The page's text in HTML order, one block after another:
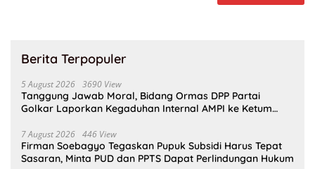
Berita Terpopuler
5 August 2026 3690 View
Tanggung Jawab Moral, Bidang Ormas DPP Partai
Golkar Laporkan Kegaduhan Internal AMPI ke Ketum
7 August 2026 446 View
Firman Soebagyo Tegaskan Pupuk Subsidi Harus Tepat
Sasaran, Minta PUD dan PPTS Dapat Perlindungan Hukum